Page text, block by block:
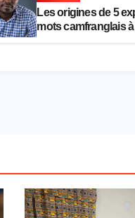
Les origines de 5
mots camfranglais